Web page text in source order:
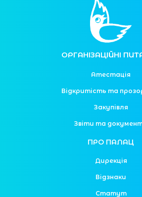
ОРГАНІЗАЦІЙНІ
Атестація
Відкритість та
Закупівля
Звіти та
ПРО ПАЛАЦ
Дирекція
Відзнаки
Статут